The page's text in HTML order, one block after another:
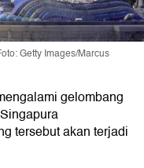
Getty Images/Marcus
gelombang
tersebut akan terjadi